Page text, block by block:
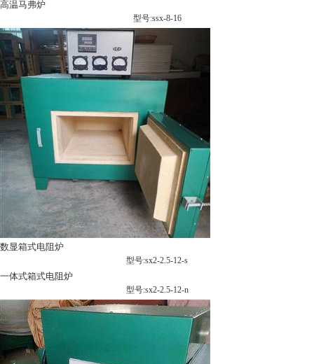
高温马弗炉
型号:ssx-8-16
数显箱式电阻炉
型号:sx2-2.5-12-s
一体式箱式电阻炉
型号:sx2-2.5-12-n